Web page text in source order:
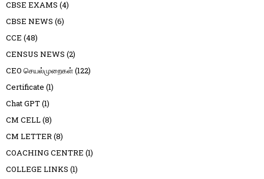
CBSE EXAMS (4)
CBSE NEWS (6)
CCE (48)
CENSUS NEWS (2)
CEO செயல்முறைகள்(122)
Certificate (1)
Chat GPT(1)
CM CELL(8)
CM LETTER(8)
COACHING CENTRE (1)
COLLEGE LINKS (1)